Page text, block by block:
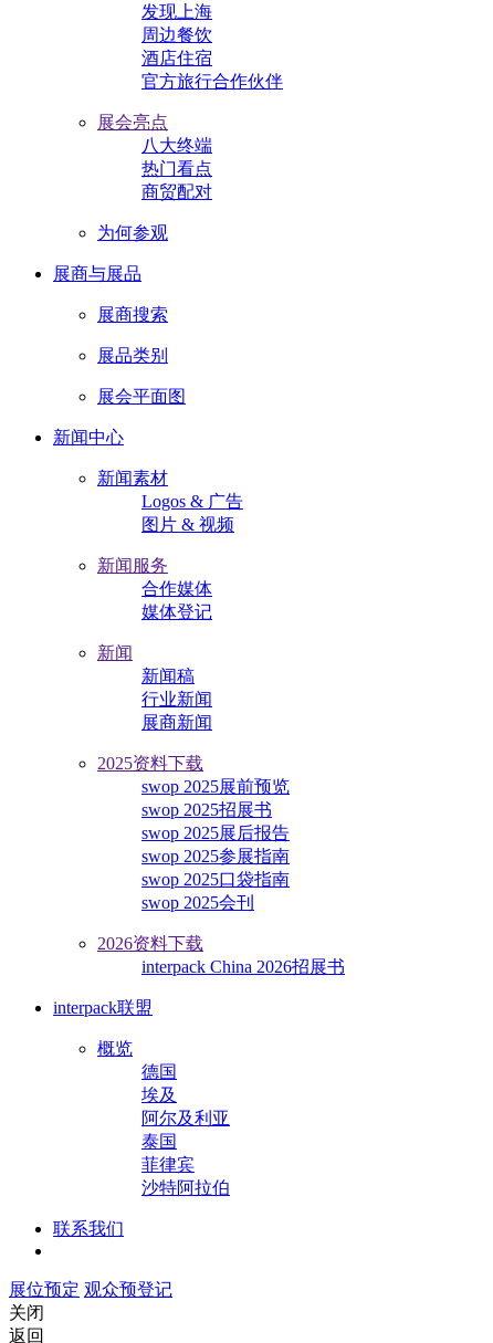
发现上海
周边餐饮
酒店住宿
官方旅行合作伙伴
展会亮点
八大终端
热门看点
商贸配对
为何参观
展商与展品
展商搜索
展品类别
展会平面图
新闻中心
新闻素材
Logos & 广告
图片 & 视频
新闻服务
合作媒体
媒体登记
新闻
新闻稿
行业新闻
展商新闻
2025资料下载
swop 2025展前预览
swop 2025招展书
swop 2025展后报告
swop 2025参展指南
swop 2025口袋指南
swop 2025会刊
2026资料下载
interpack China 2026招展书
interpack联盟
概览
德国
埃及
阿尔及利亚
泰国
菲律宾
沙特阿拉伯
联系我们
展位预定 观众预登记
关闭
返回